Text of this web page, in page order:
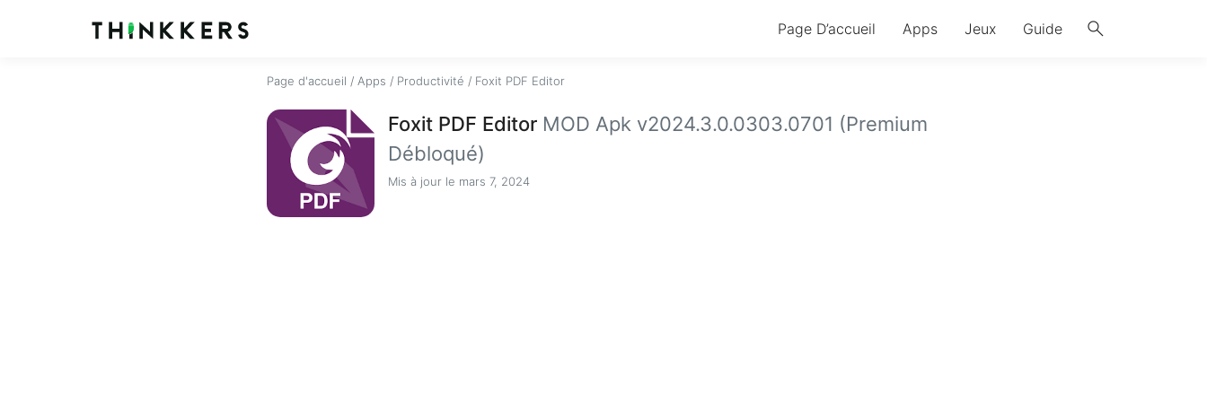
search
Page D’accueil Apps Jeux Guide
Page d'accueil / Apps / Productivité / Foxit PDF Editor
Foxit PDF EditorMOD Apk v2024.3.0.0303.0701 (Premium
Débloqué)
Mis à jour le mars 7, 2024